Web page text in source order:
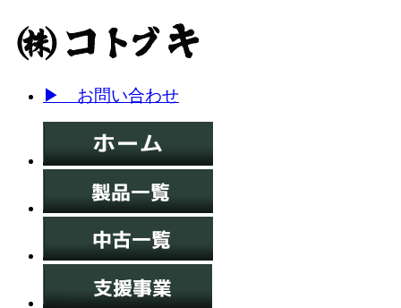
▶ お問い合わせ